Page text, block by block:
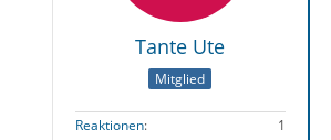
Tante Ute
Mitglied
Reaktionen
1